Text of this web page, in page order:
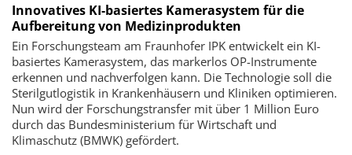
Innovatives KI-basiertes Kamerasystem für die
Aufbereitung von Medizinprodukten
Ein Forschungsteam am Fraunhofer IPK entwickelt ein KI-
basiertes Kamerasystem, das markerlos OP-Instrumente
erkennen und nachverfolgen kann. Die Technologie soll die
Sterilgutlogistik in Krankenhäusern und Kliniken optimieren.
Nun wird der Forschungstransfer mit über 1 Million Euro
durch das Bundesministerium für Wirtschaft und
Klimaschutz (BMWK) gefördert.